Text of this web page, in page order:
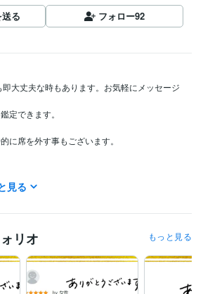
る フォロー92
大丈夫な時もあります。お気軽にメッセージ
定できます。
に席を外す事もございます。
見る
リオ もっと見る